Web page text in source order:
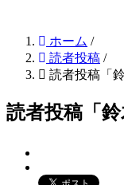
ホーム /
読者投稿 /
読者投稿「
読者投稿「